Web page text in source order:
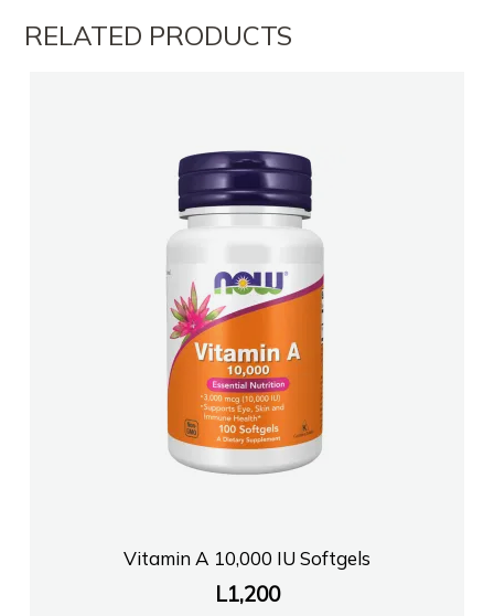
FARMACI PHARMA 10
FARMACI DITE E NATE 19
Farmaci Shoshi Shkoder
FARMACI KOPLIKUSHKODER
Farmaci Dite Nate 100
FARMACI PETAL FARMA TIRANE
RELATED PRODUCTS
Vitamin A 10,000 IU Softgels
L1,200